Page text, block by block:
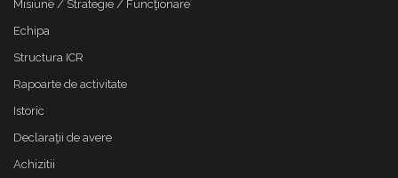
Misiune / Strategie / Funcţionare
Echipa
Structura ICR
Rapoarte de activitate
Istoric
Declaraţii de avere
Achizitii